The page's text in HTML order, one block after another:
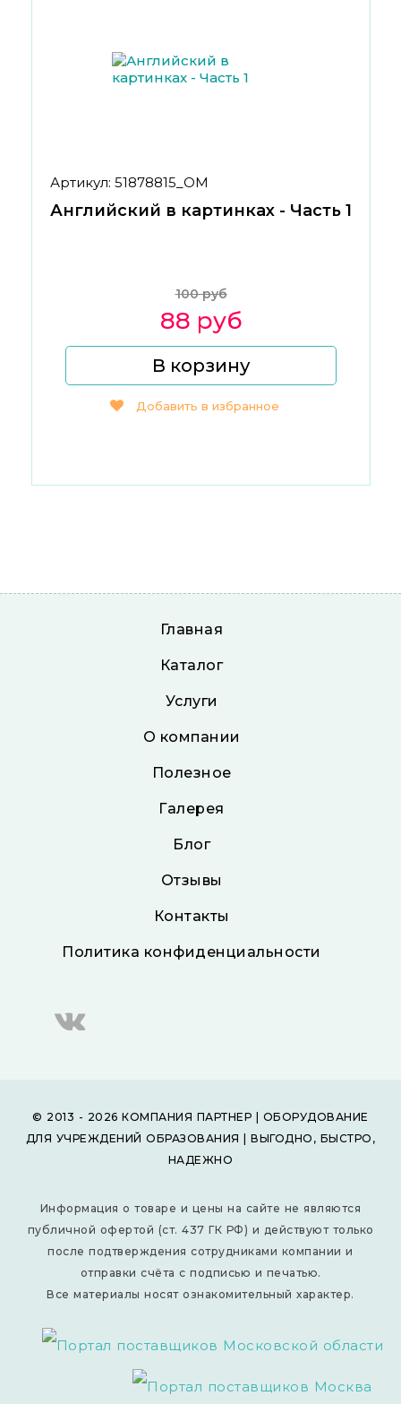
Артикул: 51878815_ОМ
Английский в картинках - Часть 1
100 руб
88 руб
В корзину
Добавить в избранное
Главная
Каталог
Услуги
О компании
Полезное
Галерея
Блог
Отзывы
Контакты
Политика конфиденциальности
© 2013 - 2026 КОМПАНИЯ ПАРТНЕР | ОБОРУДОВАНИЕ
ДЛЯ УЧРЕЖДЕНИЙ ОБРАЗОВАНИЯ | ВЫГОДНО, БЫСТРО,
НАДЕЖНО
Информация о товаре и цены на сайте не являются
публичной офертой (ст. 437 ГК РФ) и действуют только
после подтверждения сотрудниками компании и
отправки счёта с подписью и печатью.
Все материалы носят ознакомительный характер.